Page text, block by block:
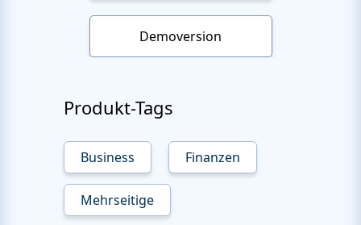
Demoversion
Produkt-Tags
Business Finanzen
Mehrseitige